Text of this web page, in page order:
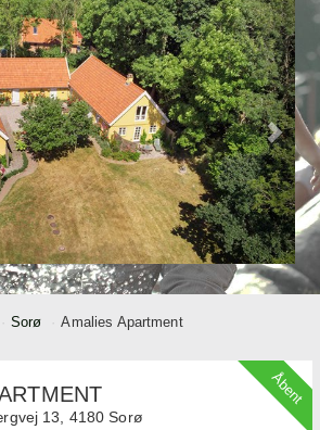
Sorø Amalies Apartment
Åbent
13, 4180 Sorø